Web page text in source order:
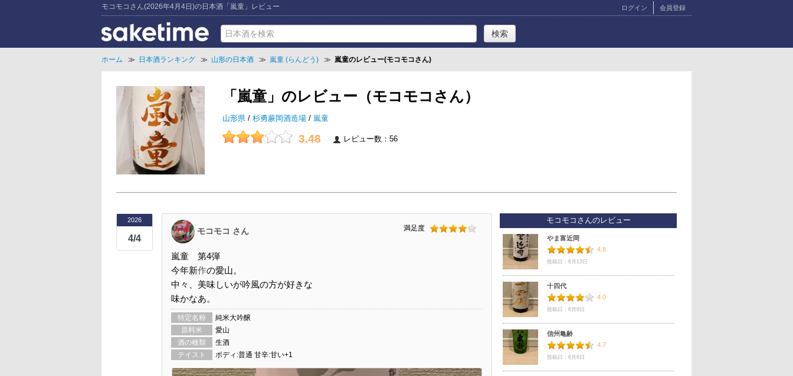
モコモコさん(2026年4月4日)の日本酒「嵐童」レビュー ログイン 会員登録
ホーム ≫ 日本酒ランキング ≫ 山形の日本酒 ≫ 嵐童 (らんどう) ≫ 嵐童のレビュー(モコモコさん)
「嵐童」のレビュー（モコモコさん）
山形県 / 杉勇蕨岡酒造場 / 嵐童
3.48 レビュー数：56
2026
4/4
モコモコ さん 満足度
嵐童 第4弾
今年新作の愛山。
中々、美味しいが吟風の方が好きな
味かなあ。
特定名称
純米大吟醸
原料米
愛山
酒の種類
生酒
テイスト
ボディ:普通 甘辛:甘い+1
モコモコさんのレビュー
やま富近岡
4.8
投稿日：6月13日
十四代
4.0
投稿日：6月6日
信州亀齢
4.7
投稿日：6月6日